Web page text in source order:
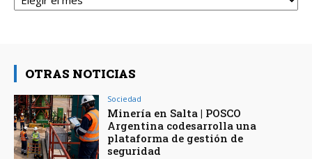
OTRAS NOTICIAS
Sociedad
Minería en Salta | POSCO
Argentina codesarrolla una
plataforma de gestión de
seguridad